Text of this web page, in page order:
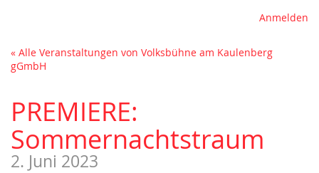
Anmelden
« Alle Veranstaltungen von Volksbühne am Kaulenberg
gGmbH
PREMIERE:
Sommernachtstraum
2. Juni 2023